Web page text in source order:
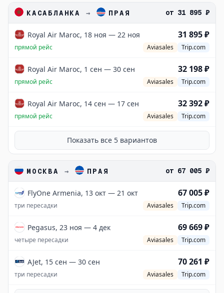
КАСАБЛАНКА → ПРАЯ от 31 895 ₽
Royal Air Maroc, 18 ноя — 22 ноя 31 895 ₽
прямой рейс Aviasales Trip.com
Royal Air Maroc, 1 сен — 30 сен 32 198 ₽
прямой рейс Aviasales Trip.com
Royal Air Maroc, 14 сен — 17 сен 32 392 ₽
прямой рейс Aviasales Trip.com
Показать все 5 вариантов
МОСКВА → ПРАЯ от 67 005 ₽
FlyOne Armenia, 13 окт — 21 окт 67 005 ₽
три пересадки Aviasales Trip.com
Pegasus, 23 ноя — 4 дек 69 669 ₽
четыре пересадки Aviasales Trip.com
AJet, 15 сен — 30 сен 70 261 ₽
три пересадки Aviasales Trip.com